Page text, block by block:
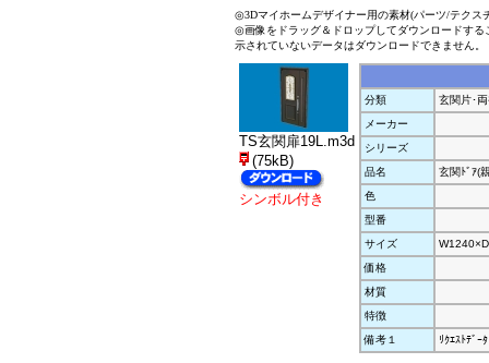
◎3Dマイホームデザイナー用の素材(パーツ/テクス
◎画像をドラッグ＆ドロップしてダウンロードす
示されていないデータはダウンロードできません。
TS玄関扉19L.m3d
(75kB)
シンボル付き
分類
玄関片･
メーカー
シリーズ
品名
玄関ﾄﾞｱ(
色
型番
サイズ
価格
材質
特徴
備考１
ﾘｸｴｽﾄﾃﾞｰﾀ